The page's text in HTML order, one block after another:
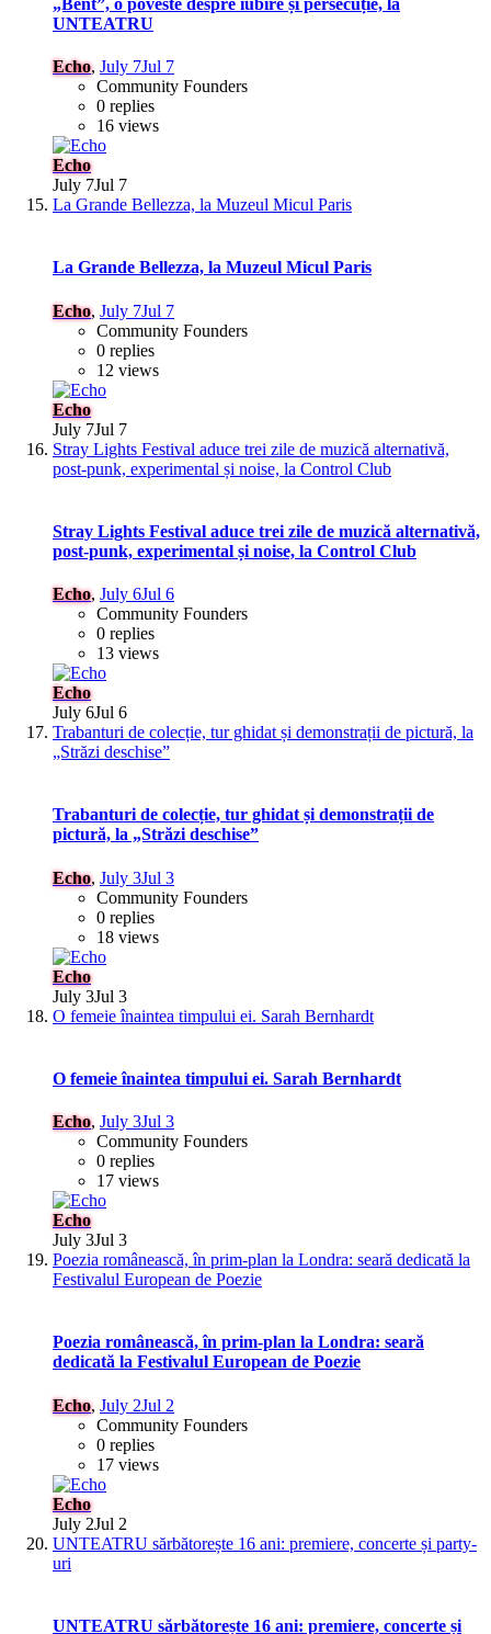
UNTEATRU
Echo, July 7Jul 7
Community Founders
0 replies
16 views
Echo
July 7Jul 7
La Grande Bellezza, la Muzeul Micul Paris
La Grande Bellezza, la Muzeul Micul Paris
Echo, July 7Jul 7
Community Founders
0 replies
12 views
Echo
July 7Jul 7
Stray Lights Festival aduce trei zile de muzică alternativă,
post-punk, experimental și noise, la Control Club
Stray Lights Festival aduce trei zile de muzică alternativă,
post-punk, experimental și noise, la Control Club
Echo, July 6Jul 6
Community Founders
0 replies
13 views
Echo
July 6Jul 6
Trabanturi de colecție, tur ghidat și demonstrații de pictură, la
„Străzi deschise”
Trabanturi de colecție, tur ghidat și demonstrații de
pictură, la „Străzi deschise”
Echo, July 3Jul 3
Community Founders
0 replies
18 views
Echo
July 3Jul 3
O femeie înaintea timpului ei. Sarah Bernhardt
O femeie înaintea timpului ei. Sarah Bernhardt
Echo, July 3Jul 3
Community Founders
0 replies
17 views
Echo
July 3Jul 3
Poezia românească, în prim-plan la Londra: seară dedicată la
Festivalul European de Poezie
Poezia românească, în prim-plan la Londra: seară
dedicată la Festivalul European de Poezie
Echo, July 2Jul 2
Community Founders
0 replies
17 views
Echo
July 2Jul 2
UNTEATRU sărbătorește 16 ani: premiere, concerte și party-
uri
UNTEATRU sărbătorește 16 ani: premiere, concerte și